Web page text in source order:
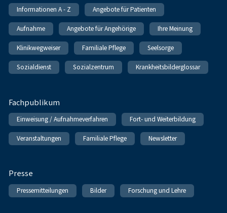
Informationen A - Z Angebote für Patienten
Aufnahme Angebote für Angehörige Ihre Meinung
Klinikwegweiser Familiale Pflege Seelsorge
Sozialdienst Sozialzentrum Krankheitsbilderglossar
Fachpublikum
Einweisung / Aufnahmeverfahren Fort- und Weiterbildung
Veranstaltungen Familiale Pflege Newsletter
Presse
Pressemitteilungen Bilder Forschung und Lehre